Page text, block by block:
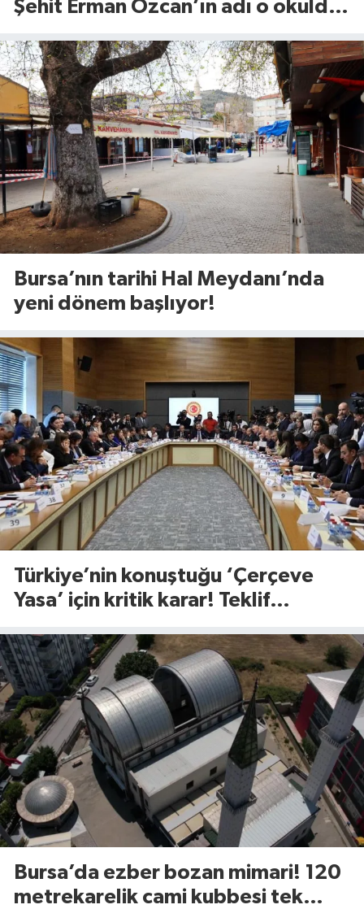
Şehit Erman Özcan’ın adı o okulda
Bursa’nın tarihi Hal Meydanı’nda
yeni dönem başlıyor!
Türkiye’nin konuştuğu ‘Çerçeve
Yasa’ için kritik karar! Teklif
Bursa’da ezber bozan mimari! 120
metrekarelik cami kubbesi tek